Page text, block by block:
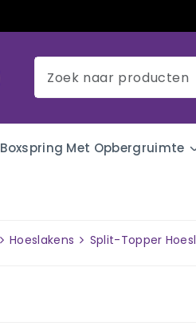
Boxspring Met Opbergruimte
Hoeslakens Split-Topper